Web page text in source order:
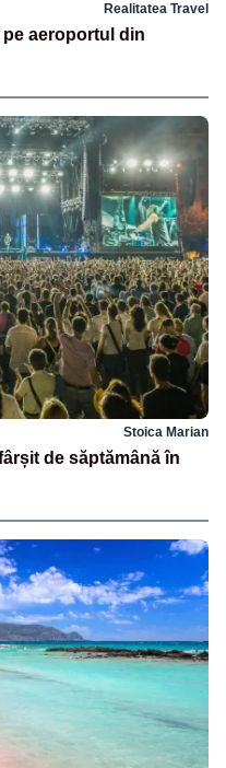
Realitatea Travel
aeroportul din
Stoica Marian
de săptămână în